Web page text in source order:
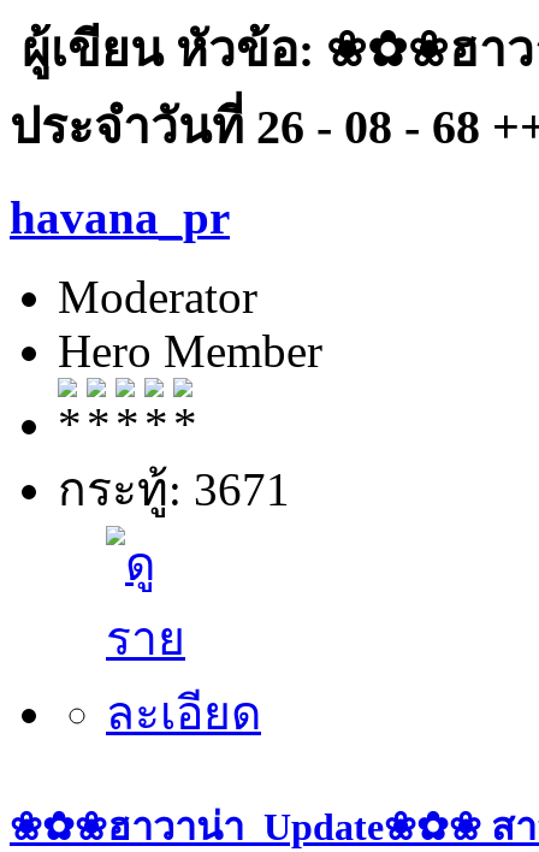
ผู้เขียนหัวข้อ: ❀✿❀ฮาว
ประจำวันที่ 26 - 08 - 68
havana_pr
Moderator
Hero Member
กระทู้: 3671
❀✿❀ฮาวาน่า_Update❀✿❀ สาว